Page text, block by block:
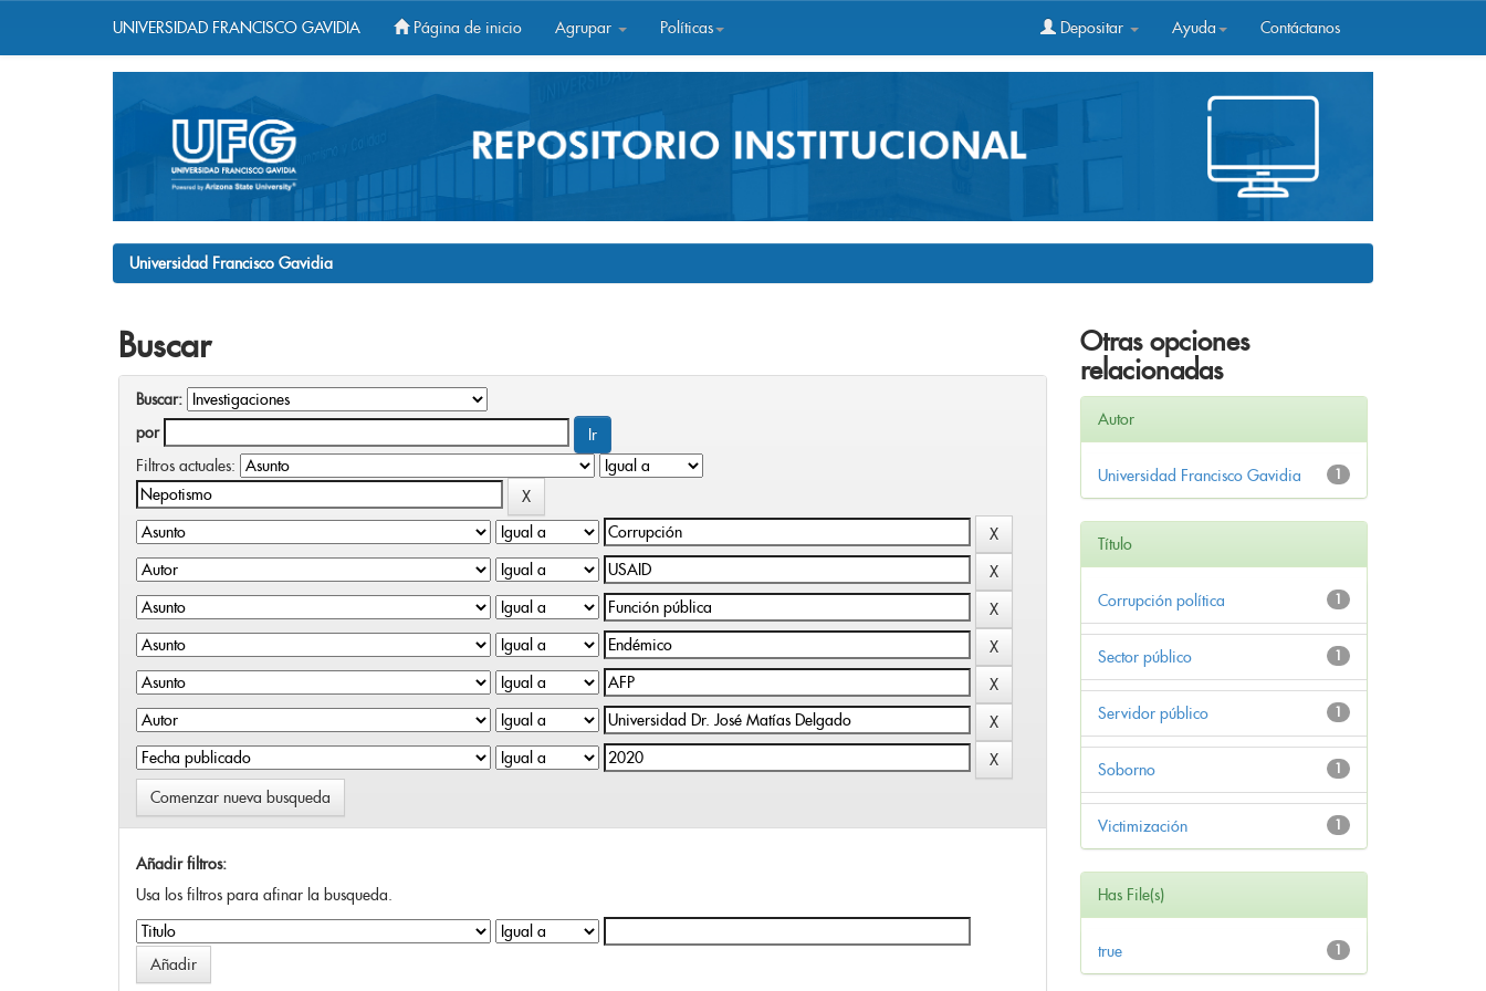
UNIVERSIDAD FRANCISCO GAVIDIA Página de inicio Agrupar Políticas Depositar Ayuda Contáctanos
Universidad Francisco Gavidia
Buscar
Buscar:
por
Filtros actuales:
Comenzar nueva busqueda
Añadir filtros:
Usa los filtros para afinar la busqueda.
Otras opciones
relacionadas
Autor
1
Universidad Francisco Gavidia
Título
1
Corrupción política
1
Sector público
1
Servidor público
1
Soborno
1
Victimización
Has File(s)
1
true